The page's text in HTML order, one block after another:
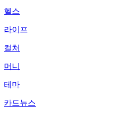
헬스
라이프
컬처
머니
테마
카드뉴스